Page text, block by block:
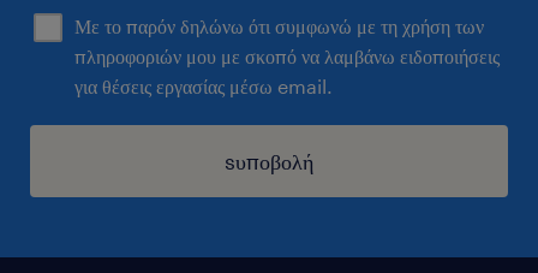
Με το παρόν δηλώνω ότι συμφωνώ με τη χρήση των
πληροφοριών μου με σκοπό να λαμβάνω ειδοποιήσεις
για θέσεις εργασίας μέσω email.
sυποβολή